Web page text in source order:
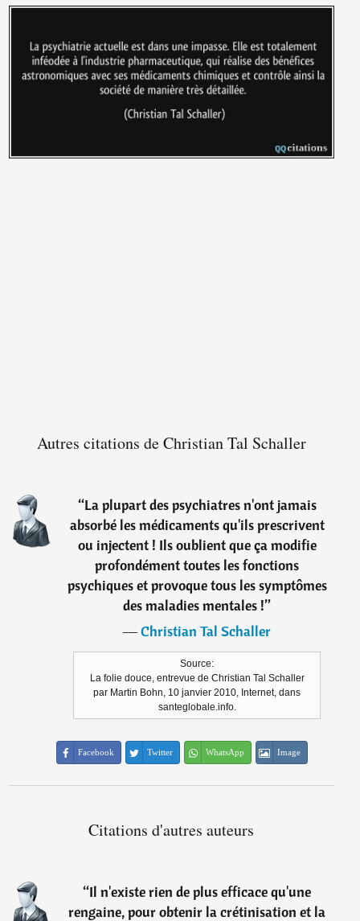
Autres citations de Christian Tal Schaller
“La plupart des psychiatres n'ont jamais
absorbé les médicaments qu'ils prescrivent
ou injectent ! Ils oublient que ça modifie
profondément toutes les fonctions
psychiques et provoque tous les symptômes
des maladies mentales !”
―Christian Tal Schaller
Source:
La folie douce, entrevue de Christian Tal Schaller
par Martin Bohn, 10 janvier 2010, Internet, dans
santeglobale.info.
Facebook Twitter WhatsApp Image
Citations d'autres auteurs
“Il n'existe rien de plus efficace qu'une
rengaine, pour obtenir la crétinisation et la